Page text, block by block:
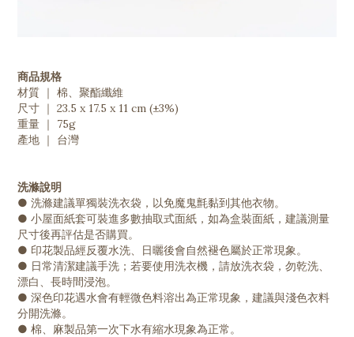
商品規格
材質 ｜ 棉、聚酯纖維
尺寸 ｜ 23.5 x 17.5 x 11 cm (±3%)
重量 ｜ 75g
產地 ｜ 台灣
洗滌說明
● 洗滌建議單獨裝洗衣袋，以免魔鬼氈黏到其他衣物。
● 小屋面紙套可裝進多數抽取式面紙，如為盒裝面紙，建議測量
尺寸後再評估是否購買。
● 印花製品經反覆水洗、日曬後會自然褪色屬於正常現象。
● 日常清潔建議手洗；若要使用洗衣機，請放洗衣袋，勿乾洗、
漂白、長時間浸泡。
● 深色印花遇水會有輕微色料溶出為正常現象，建議與淺色衣料
分開洗滌。
● 棉、麻製品第一次下水有縮水現象為正常。